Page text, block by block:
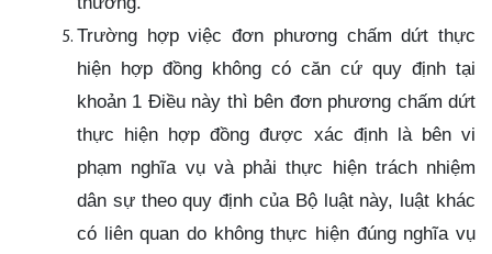
Trường hợp việc đơn phương chấm dứt thực
hiện hợp đồng không có căn cứ quy định tại
khoản 1 Điều này thì bên đơn phương chấm dứt
thực hiện hợp đồng được xác định là bên vi
phạm nghĩa vụ và phải thực hiện trách nhiệm
dân sự theo quy định của Bộ luật này, luật khác
có liên quan do không thực hiện đúng nghĩa vụ